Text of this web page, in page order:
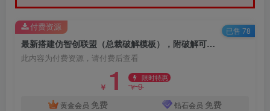
最新搭建仿智创联盟（总裁破解模板），附破解可用源码+搭建教程+采集资源
此内容为付费资源，请付费后查看
￥ 1 限时特惠
￥9
黄金会员 免费 钻石会员 免费
付费资源 已售 78